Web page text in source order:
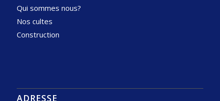
Qui sommes nous?
Nos cultes
Construction
ADRESSE